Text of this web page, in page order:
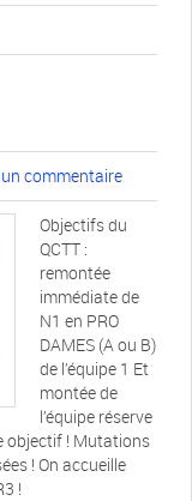
commentaire
Objectifs du
QCTT :
remontée
immédiate de
N1 en PRO
DAMES (A ou B)
de l’équipe 1 Et
montée de
l’équipe réserve
objectif ! Mutations
! On accueille
!